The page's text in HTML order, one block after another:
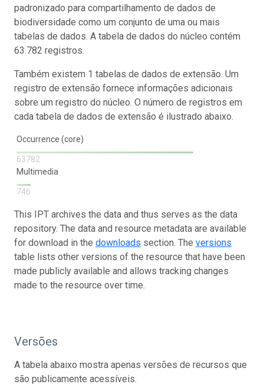
padronizado para compartilhamento de dados de
biodiversidade como um conjunto de uma ou mais
tabelas de dados. A tabela de dados do núcleo contém
63.782 registros.
Também existem 1 tabelas de dados de extensão. Um
registro de extensão fornece informações adicionais
sobre um registro do núcleo. O número de registros em
cada tabela de dados de extensão é ilustrado abaixo.
Occurrence (core)
63782
Multimedia
746
This IPT archives the data and thus serves as the data
repository. The data and resource metadata are available
for download in the downloads section. The versions
table lists other versions of the resource that have been
made publicly available and allows tracking changes
made to the resource over time.
Versões
A tabela abaixo mostra apenas versões de recursos que
são publicamente acessíveis.